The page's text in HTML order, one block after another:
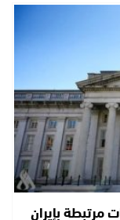
مرتبطة بإيران